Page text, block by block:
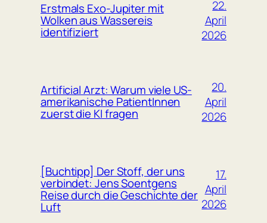
Erstmals Exo-Jupiter mit
Wolken aus Wassereis
identifiziert
22.
April
2026
Artificial Arzt: Warum viele US-
amerikanische PatientInnen
zuerst die KI fragen
20.
April
2026
[Buchtipp] Der Stoff, der uns
verbindet: Jens Soentgens
Reise durch die Geschichte der
Luft
17.
April
2026